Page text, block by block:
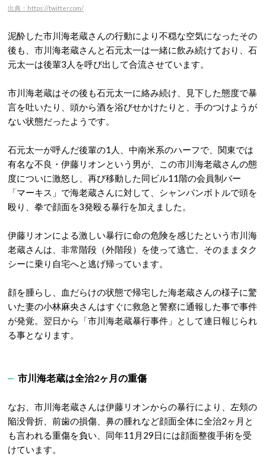
出典：https://twitter.com/
泥酔した市川海老蔵さんの行動により不穏な空気になったその
後も、市川海老蔵さんと石元太一は一緒に飲み続けており、石
元太一は後輩3人を呼び出して合流させています。
市川海老蔵はその後も石元太一に絡み続け、見下した態度で暴
言を吐いたり、頭から酒を浴びせかけたりと、手のつけようが
ない状態だったようです。
石元太一が呼んだ後輩の1人、中南米系のハーフで、関東では
有名な不良・伊藤リオンという男が、この市川海老蔵さんの態
度についに激怒し、再び移動した同ビル11階の会員制バー
「マーキス」で海老蔵さんに対して、シャンパンボトルで頭を
殴り、拳で顔面を3発殴る暴行を加えました。
伊藤リオンによる激しい暴行に命の危険を感じたという市川海
老蔵さんは、非常階段（外階段）を使って逃亡、そのままタク
シーに乗り自宅へと逃げ帰っています。
顔を腫らし、血だらけの状態で帰宅した海老蔵さんの様子に驚
いた妻の小林麻央さんはすぐに救急と警察に通報した事で事件
が発覚。翌日から「市川海老蔵暴行事件」として連日報じられ
る事となります。
市川海老蔵は全治2ヶ月の重傷
なお、市川海老蔵さんは伊藤リオンからの暴行により、左頬の
陥没骨折、前歯の損傷、鼻の腫れなど顔面全体に全治2ヶ月と
も言われる重傷を負い、同年11月29日には顔面整復手術を受
けています。